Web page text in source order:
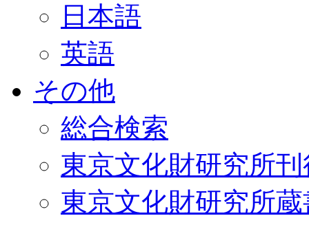
日本語
英語
その他
総合検索
東京文化財研究所
東京文化財研究所